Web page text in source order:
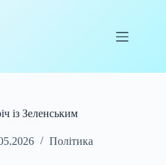
із Зеленським
Політика